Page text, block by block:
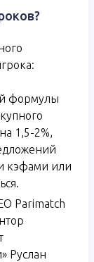
формулы
1,5-2%,
кэфами или
Parimatch
Руслан